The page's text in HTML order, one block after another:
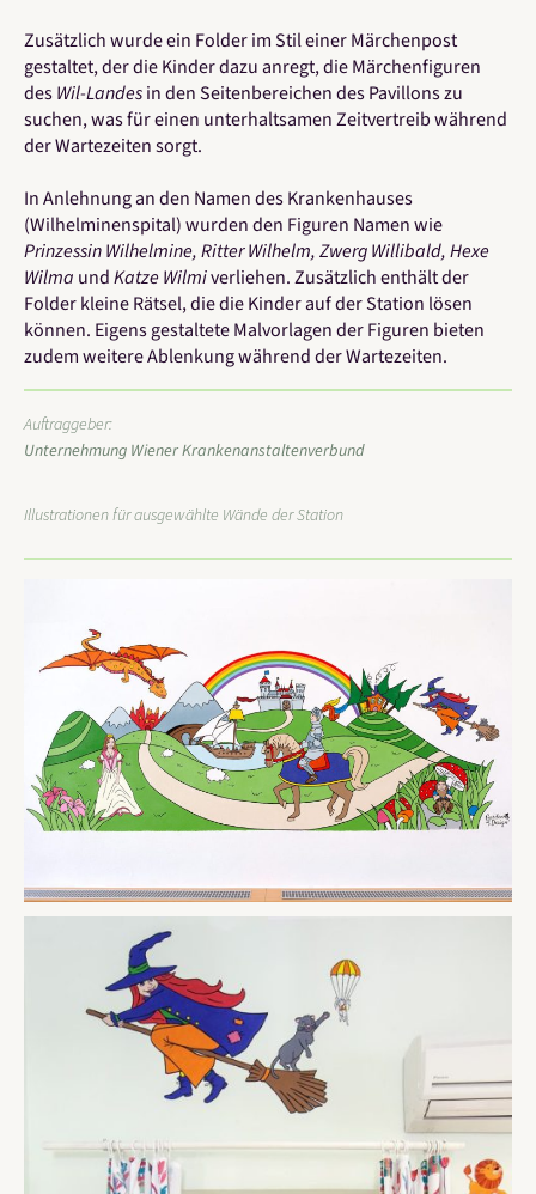
Zusätzlich wurde ein Folder im Stil einer Märchenpost
gestaltet, der die Kinder dazu anregt, die Märchenfiguren
desWil-Landesin den Seitenbereichen des Pavillons zu
suchen, was für einen unterhaltsamen Zeitvertreib während
der Wartezeiten sorgt.
In Anlehnung an den Namen des Krankenhauses
(Wilhelminenspital) wurden den Figuren Namen wie
Prinzessin Wilhelmine, Ritter Wilhelm, Zwerg Willibald, Hexe
Wilma undKatze Wilmiverliehen. Zusätzlich enthält der
Folder kleine Rätsel, die die Kinder auf der Station lösen
können. Eigens gestaltete Malvorlagen der Figuren bieten
zudem weitere Ablenkung während der Wartezeiten.
Auftraggeber:
Unternehmung Wiener Krankenanstaltenverbund
Illustrationen für ausgewählte Wände der Station